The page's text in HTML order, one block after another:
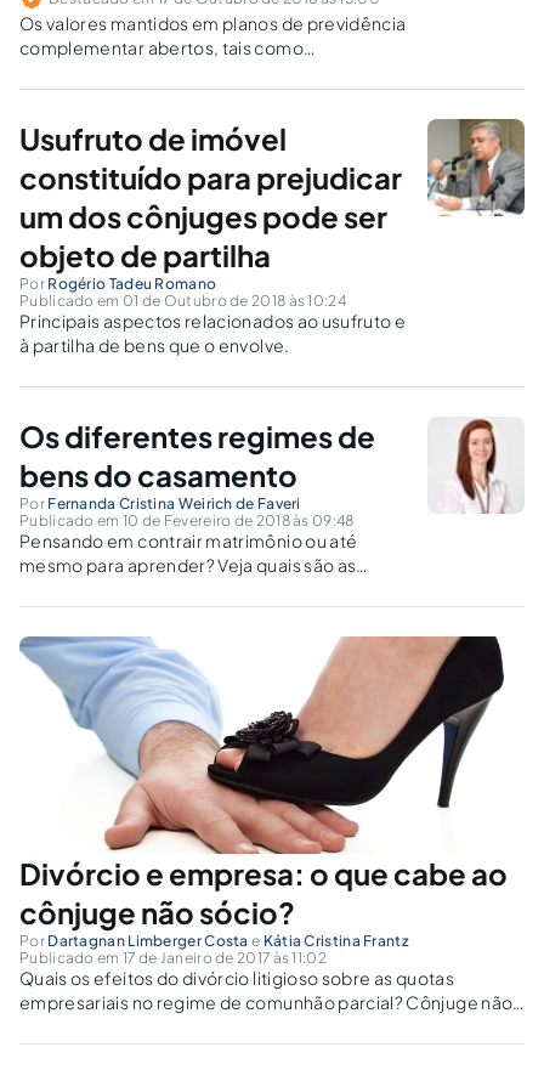
Os valores mantidos em planos de previdência
complementar abertos, tais como
casamento e até antes da conversão do
comunicáveis.
Usufruto de imóvel
constituído para prejudicar
um dos cônjuges pode ser
objeto de partilha
Por Rogério Tadeu Romano
Publicado em 01 de Outubro de 2018 às 10:24
Principais aspectos relacionados ao usufruto e
à partilha de bens que o envolve.
Os diferentes regimes de
bens do casamento
Por Fernanda Cristina Weirich de Faveri
Publicado em 10 de Fevereiro de 2018 às 09:48
Pensando em contrair matrimônio ou até
mesmo para aprender? Veja quais são as
casamento.
Divórcio e empresa: o que cabe ao
cônjuge não sócio?
Por Dartagnan Limberger Costa e Kátia Cristina Frantz
Publicado em 17 de Janeiro de 2017 às 11:02
Quais os efeitos do divórcio litigioso sobre as quotas
empresariais no regime de comunhão parcial? Cônjuge não
societária.